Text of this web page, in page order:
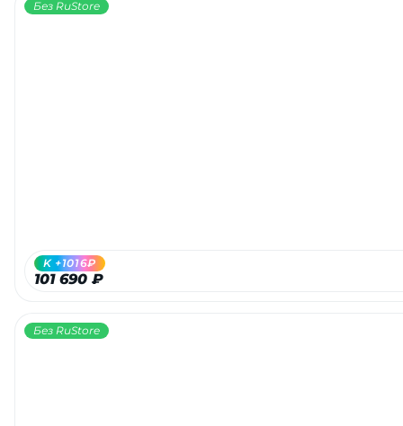
Без RuStore
101 690 ₽
K +1016₽
Без RuStore